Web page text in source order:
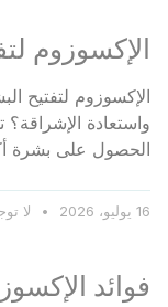
الإكسوزوم
الإكسوزوم لتفتيح
واستعادة
الحصول على بشرة
16 يوليو، 2026 لا
فوائد